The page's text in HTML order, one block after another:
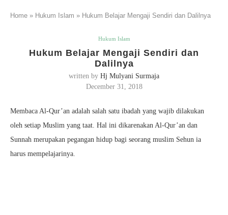
Home » Hukum Islam » Hukum Belajar Mengaji Sendiri dan Dalilnya
Hukum Islam
Hukum Belajar Mengaji Sendiri dan
Dalilnya
written by Hj Mulyani Surmaja
December 31, 2018
Membaca Al-Qur’an adalah salah satu ibadah yang wajib dilakukan
oleh setiap Muslim yang taat. Hal ini dikarenakan Al-Qur’an dan
Sunnah merupakan pegangan hidup bagi seorang muslim Sehun ia
harus mempelajarinya.